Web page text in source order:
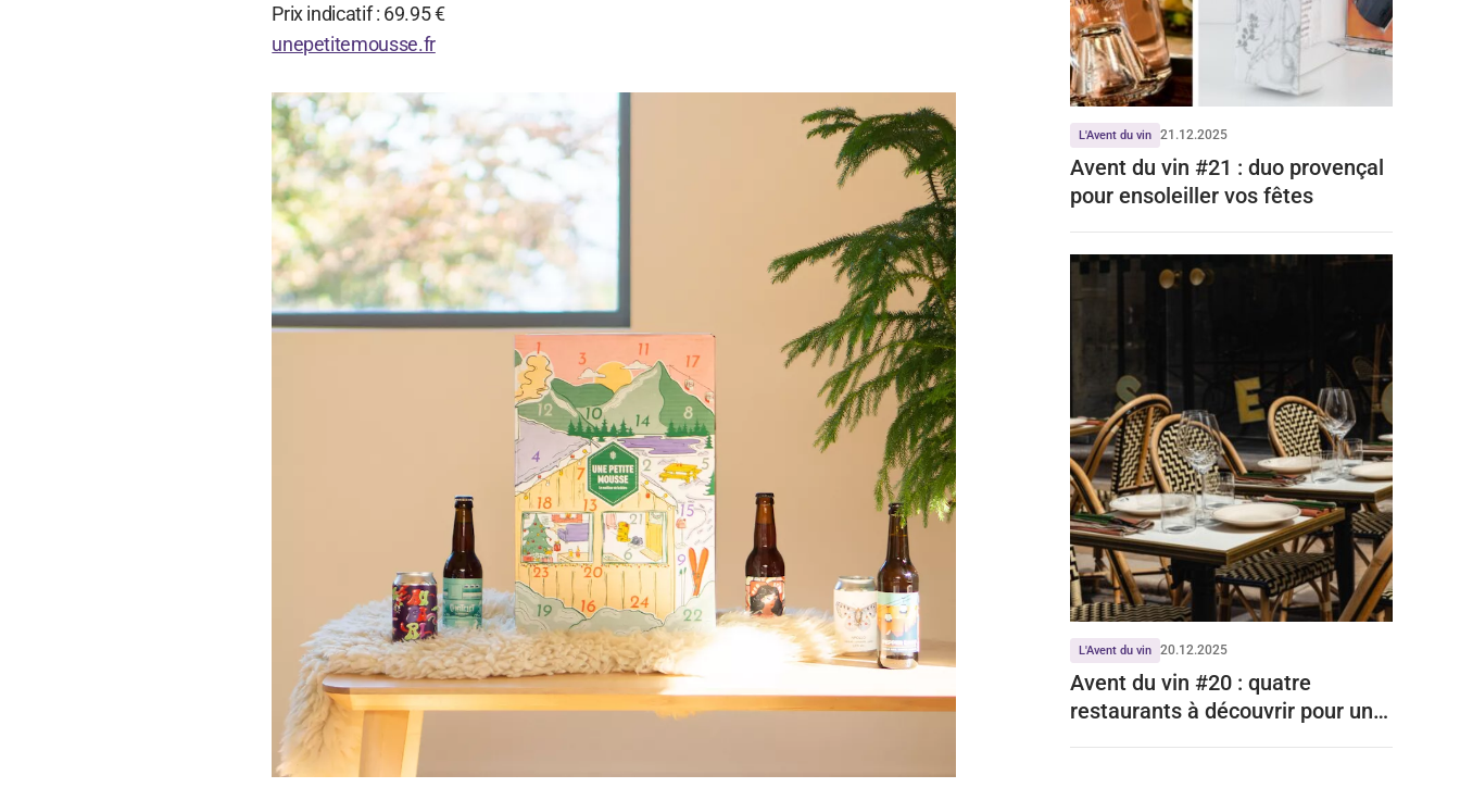
Prix indicatif : 69.95 €
unepetitemousse.fr
L'Avent du vin 21.12.2025
Avent du vin #21 : duo provençal
pour ensoleiller vos fêtes
L'Avent du vin 20.12.2025
Avent du vin #20 : quatre
restaurants à découvrir pour une